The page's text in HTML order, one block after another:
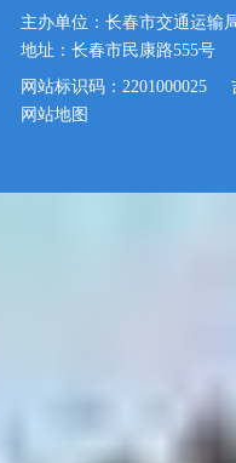
主办单位：长春市交通运输
地址：长春市民康路555号
网站标识码：2201000025
网站地图